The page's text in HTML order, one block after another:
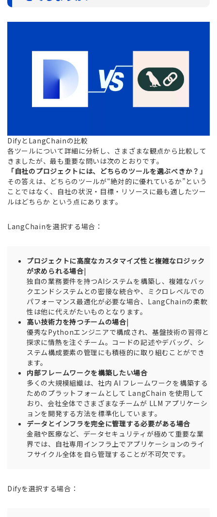
DifyとLangChainの比較
各ツールについて詳細に分析し、さまざまな観点から比較して
きましたが、最も重要な問いは次のとおりです。
「自社のプロジェクトには、どちらのツールを選ぶべきか？」
その答えは、どちらのツールが“絶対的に優れているか”という
ことではなく、自社の状況・目標・リソースに最も適したツー
ルはどちらか という点にあります。
LangChainを選択する場合：
プロジェクトに高度なカスタマイズ性と複雑なロジック
が求められる場合|
独自の業務要件を持つAIシステムを構築し、複雑なバッ
クエンドシステムとの密接な統合や、ミクロレベルでの
パフォーマンス最適化が必要な場合、LangChainの柔軟
性は他に代えがたいものとなります。
高い技術力を持つチームの場合|
優秀なPythonエンジニアで構成され、基盤技術の習得と
探求に情熱を注ぐチーム。コードの記述やデバッグ、シ
ステム構成要素の管理にも積極的に取り組むことができ
ます。
内部フレームワークを構築したい場合
多くの大規模組織は、社内 AI フレームワークを構築する
ためのプラットフォームとして LangChain を使用して
おり、会社全体でさまざまなチームが LLM アプリケーシ
ョンを開発する方法を標準化しています。
データとインフラを完全に管理する必要がある場合
金融や医療など、データセキュリティが極めて重要な業
界では、自社専用インフラ上でアプリケーションのライ
フサイクル全体を自ら管理することが不可欠です。
Difyを選択する場合：